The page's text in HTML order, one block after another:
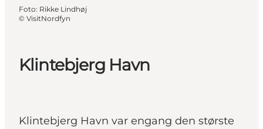
Klintebjerg Havn
Klintebjerg Havn var engang den største
Foto: Rikke Lindhøj
© VisitNordfyn